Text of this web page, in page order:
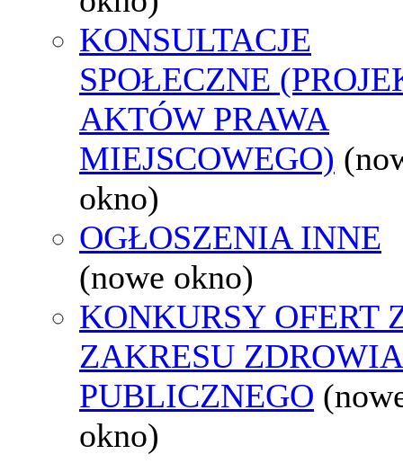
KONSULTACJE
SPOŁECZNE
AKTÓW PRAWA
MIEJSCOWEGO)
okno)
OGŁOSZENIA INNE
(nowe okno)
KONKURSY OFERT
ZAKRESU ZDROWIA
PUBLICZNEGO
okno)